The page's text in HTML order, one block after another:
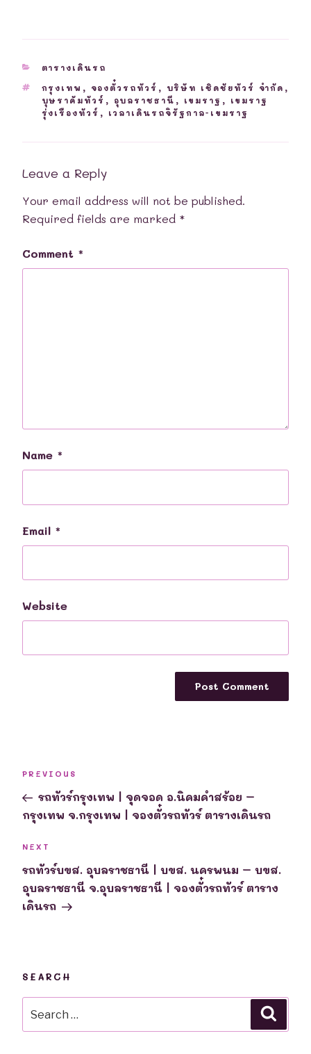
CATEGORIES
ตารางเดินรถ
TAGS
กรุงเทพ , จองตั๋วรถทัวร์ , บริษัท เชิดชัยทัวร์ จำกัด ,
บุษราคัมทัวร์ , อุบลราชธานี , เขมราฐ , เขมราฐ
รุ่งเรืองทัวร์ , เวลาเดินรถจิรัฐกาล-เขมราฐ
Leave a Reply
Your email address will not be published.
Required fields are marked *
Comment *
Name *
Email *
Website
navigation
Previous
Post
PREVIOUS
รถทัวร์กรุงเทพ | จุดจอด อ.นิคมคำสร้อย –
กรุงเทพ จ.กรุงเทพ | จองตั๋วรถทัวร์ ตารางเดินรถ
Next
Post
NEXT
รถทัวร์บขส. อุบลราชธานี | บขส. นครพนม – บขส.
อุบลราชธานี จ.อุบลราชธานี | จองตั๋วรถทัวร์ ตาราง
เดินรถ
SEARCH
for: